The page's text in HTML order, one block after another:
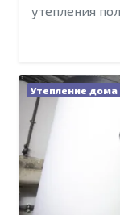
утепления
Утепление дома